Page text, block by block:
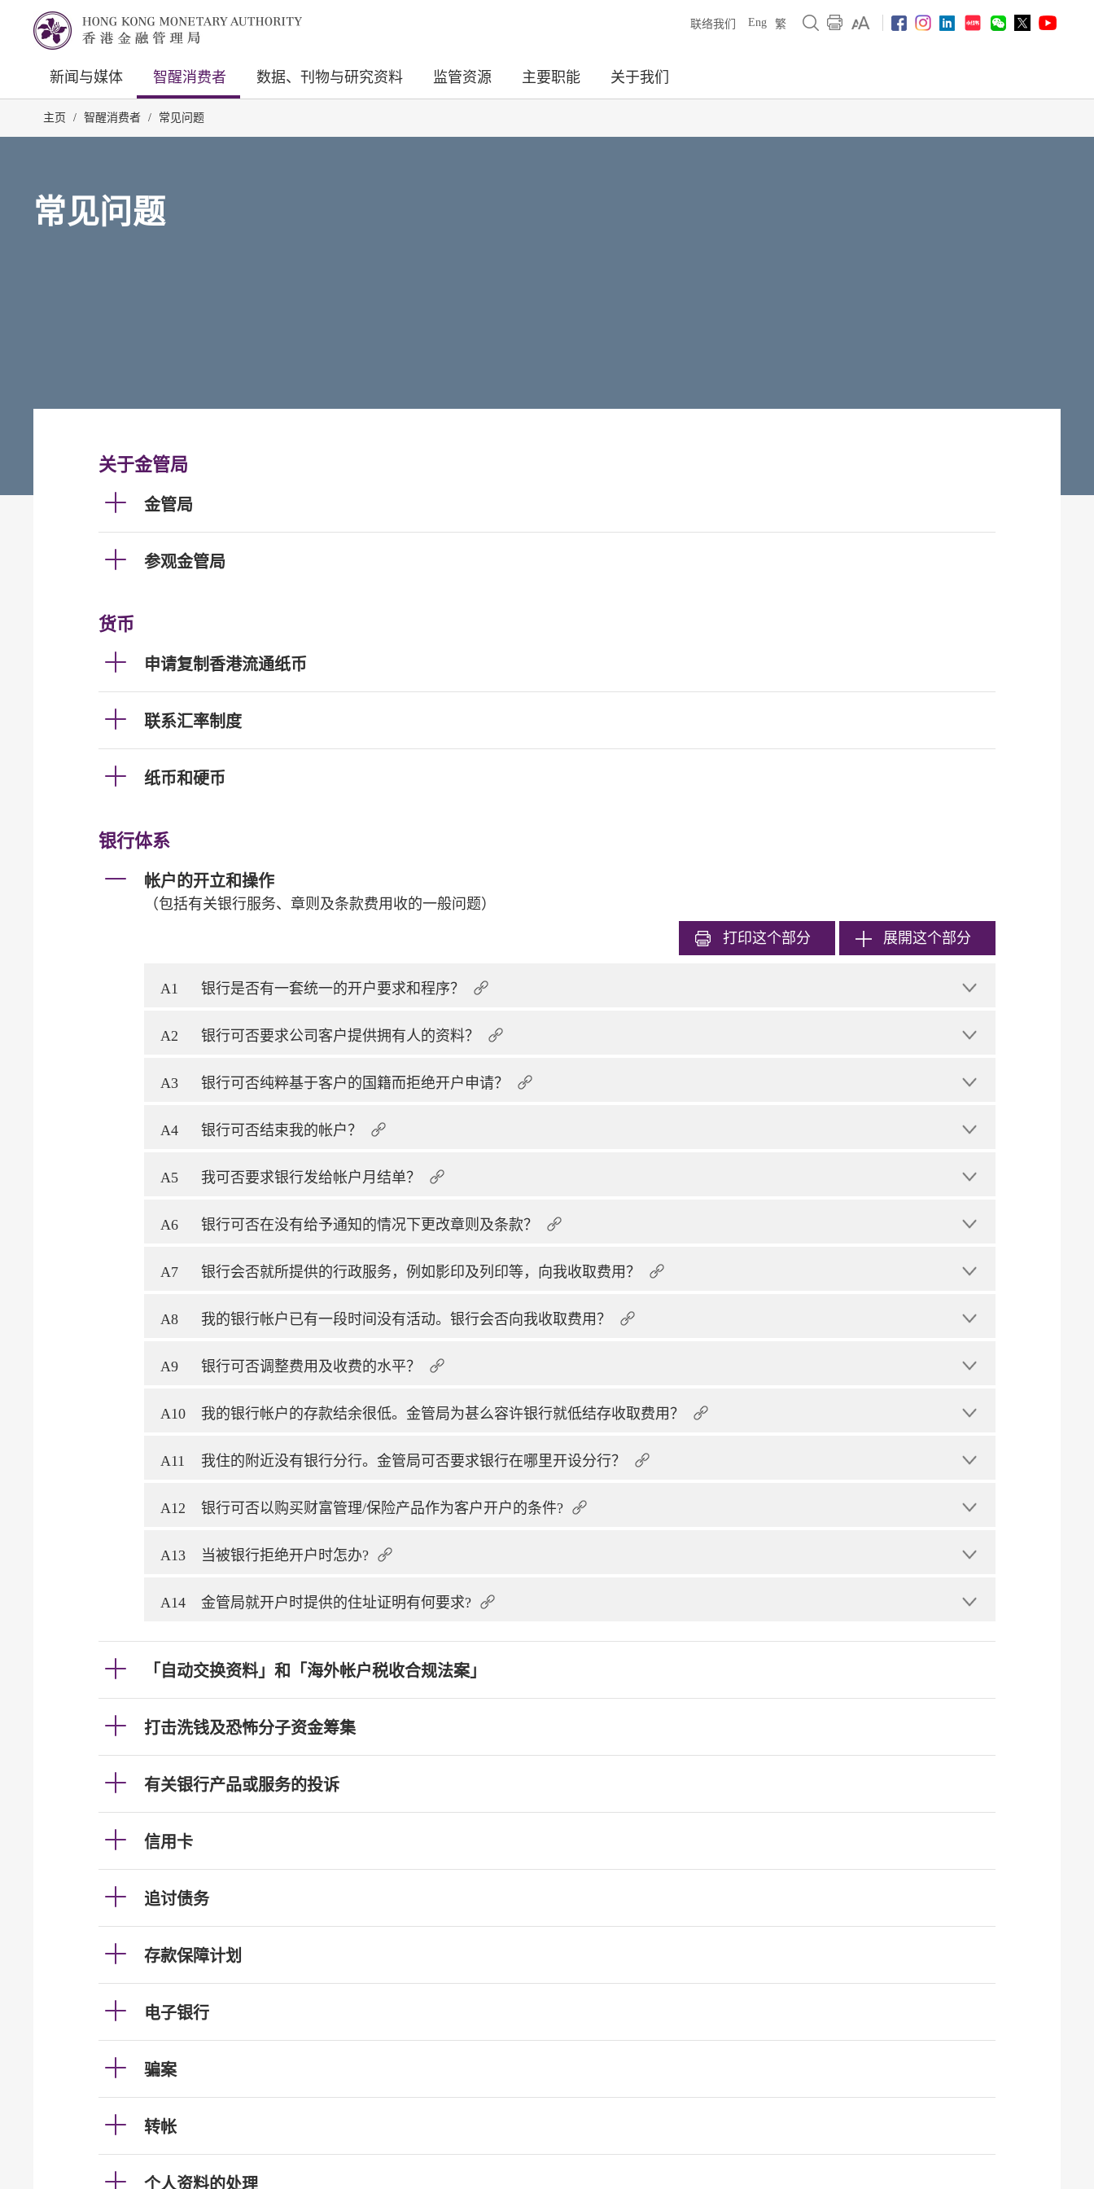
联络我们 Eng 繁
新闻与媒体 智醒消费者 数据、刊物与研究资料 监管资源 主要职能 关于我们
主页 / 智醒消费者 / 常见问题
常见问题
关于金管局
金管局
参观金管局
货币
申请复制香港流通纸币
联系汇率制度
纸币和硬币
银行体系
帐户的开立和操作
（包括有关银行服务、章则及条款费用收的一般问题）
打印这个部分 展開这个部分
A1 银行是否有一套统一的开户要求和程序？
A2 银行可否要求公司客户提供拥有人的资料？
A3 银行可否纯粹基于客户的国籍而拒绝开户申请？
A4 银行可否结束我的帐户？
A5 我可否要求银行发给帐户月结单？
A6 银行可否在没有给予通知的情况下更改章则及条款？
A7 银行会否就所提供的行政服务，例如影印及列印等，向我收取费用？
A8 我的银行帐户已有一段时间没有活动。银行会否向我收取费用？
A9 银行可否调整费用及收费的水平？
A10 我的银行帐户的存款结余很低。金管局为甚么容许银行就低结存收取费用？
A11 我住的附近没有银行分行。金管局可否要求银行在哪里开设分行？
A12 银行可否以购买财富管理/保险产品作为客户开户的条件?
A13 当被银行拒绝开户时怎办?
A14 金管局就开户时提供的住址证明有何要求?
「自动交换资料」和「海外帐户税收合规法案」
打击洗钱及恐怖分子资金筹集
有关银行产品或服务的投诉
信用卡
追讨债务
存款保障计划
电子银行
骗案
转帐
个人资料的处理